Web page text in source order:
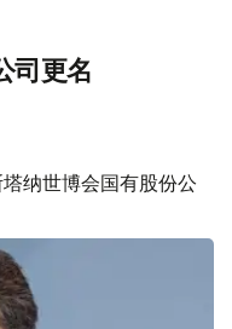
司更名
纳世博会国有股份公